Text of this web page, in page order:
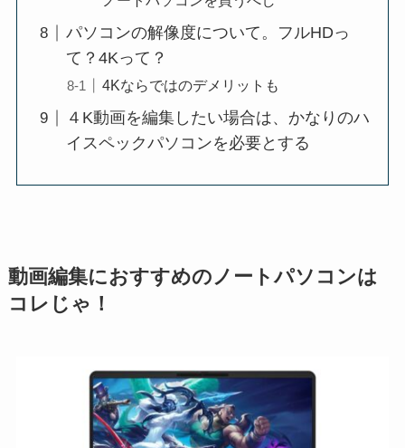
パソコンの解像度について。フルHDっ
て？4Kって？
4Kならではのデメリットも
４K動画を編集したい場合は、かなりのハ
イスペックパソコンを必要とする
動画編集におすすめのノートパソコンは
コレじゃ！